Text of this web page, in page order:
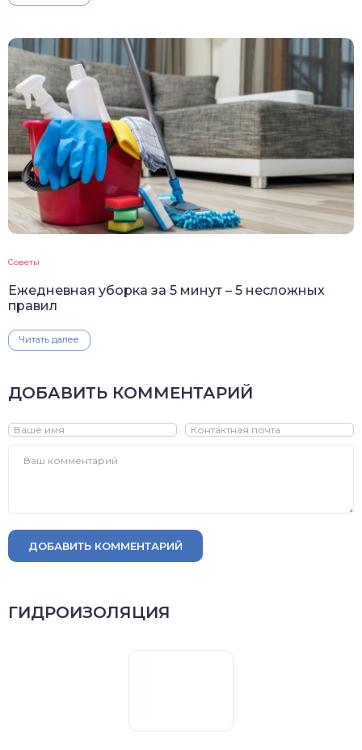
Советы
Ежедневная уборка за 5 минут – 5 несложных
правил
Читать далее
ДОБАВИТЬ КОММЕНТАРИЙ
ДОБАВИТЬ КОММЕНТАРИЙ
ГИДРОИЗОЛЯЦИЯ